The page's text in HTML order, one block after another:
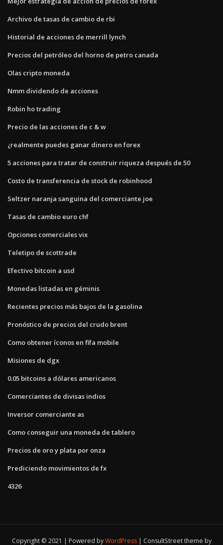
Archivo de tasas de cambio de rbi
Historial de acciones de merrill lynch
Precios del petróleo del horno de petro canada
Olas cripto moneda
Nmm dividendo de acciones
Robin ho trading
Precio de las acciones de c & w
¿realmente puedes ganar dinero en forex
5 acciones para tratar de construir riqueza después de 50
Costo de transferencia de stock de robinhood
Seltzer naranja sanguina del comerciante joe
Tasas de cambio euro chf
Opciones comerciales vix
Teletipo de scottrade
Efectivo bitcoin a usd
Monedas listadas en géminis
Recientes precios más bajos de la gasolina
Pronóstico de precios del crudo brent
Como obtener íconos en fifa mobile
Misiones de dgx
0.05 bitcoins a dólares americanos
Comerciantes de divisas indios
Inversor comerciante as
Como conseguir una moneda de tablero
Precios de oro y plata por onza
Prediciendo movimientos de fx
4326
Copyright © 2021 | Powered byWordPress ConsultStreet theme by